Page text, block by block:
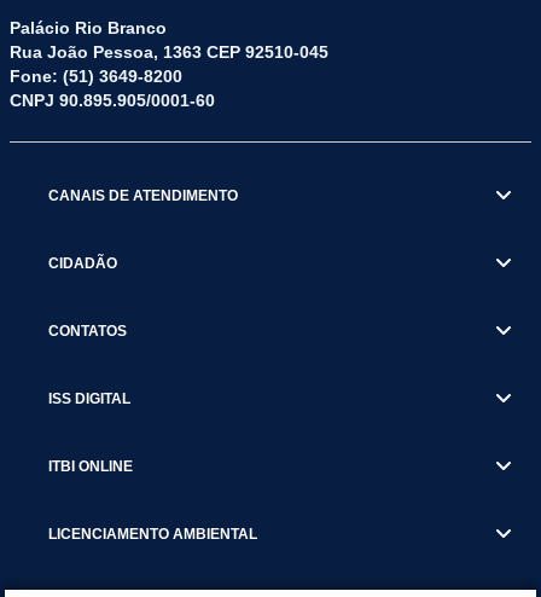
Palácio Rio Branco
Rua João Pessoa, 1363 CEP 92510-045
Fone: (51) 3649-8200
CNPJ 90.895.905/0001-60
CANAIS DE ATENDIMENTO
CIDADÃO
CONTATOS
ISS DIGITAL
ITBI ONLINE
LICENCIAMENTO AMBIENTAL